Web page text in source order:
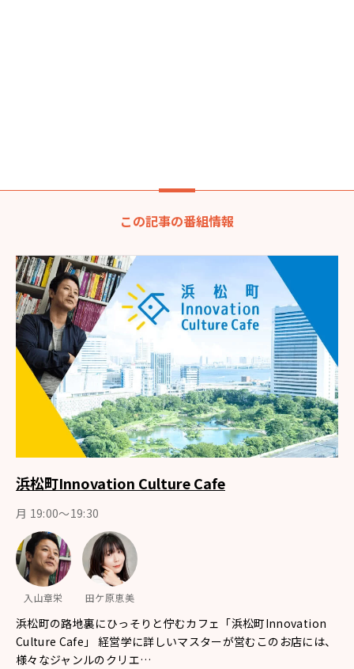
この記事の番組情報
浜松町Innovation Culture Cafe
月 19:00～19:30
入山章栄 田ケ原恵美
浜松町の路地裏にひっそりと佇むカフェ「浜松町Innovation
Culture Cafe」 経営学に詳しいマスターが営むこのお店には、
様々なジャンルのクリエ…